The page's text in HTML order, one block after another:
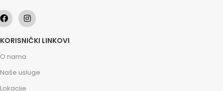
KORISNIČKI LINKOVI
O nama
Naše usluge
Lokacije